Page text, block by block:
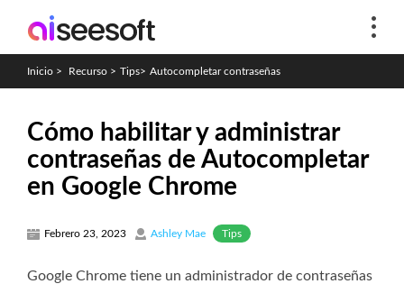
Inicio > Recurso > Tips> Autocompletar contraseñas
Cómo habilitar y administrar
contraseñas de Autocompletar
en Google Chrome
Febrero 23, 2023 Ashley Mae Tips
Google Chrome tiene un administrador de contraseñas